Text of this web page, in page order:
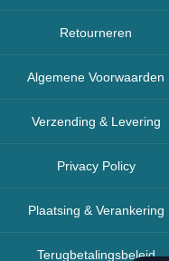
Retourneren
Algemene Voorwaarden
Verzending & Levering
Privacy Policy
Plaatsing & Verankering
Terugbetalingsbeleid